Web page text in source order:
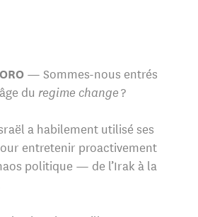
— Sommes-nous entrés
du regime change?
a habilement utilisé ses
entretenir proactivement
politique — de l’Irak à la